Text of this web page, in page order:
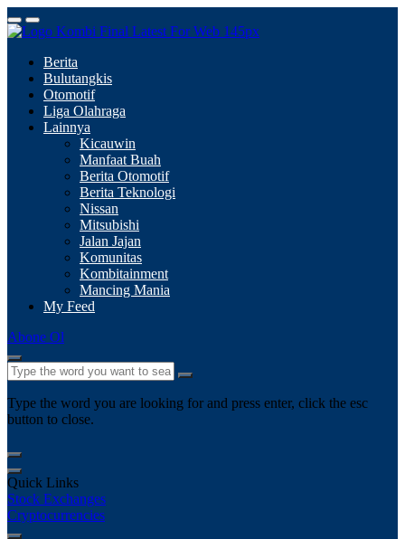
Berita
Bulutangkis
Otomotif
Liga Olahraga
Lainnya
Kicauwin
Manfaat Buah
Berita Otomotif
Berita Teknologi
Nissan
Mitsubishi
Jalan Jajan
Komunitas
Kombitainment
Mancing Mania
My Feed
Abone Ol
Type the word you are looking for and press enter, click the esc
button to close.
Quick Links
Stock Exchanges
Cryptocurrencies